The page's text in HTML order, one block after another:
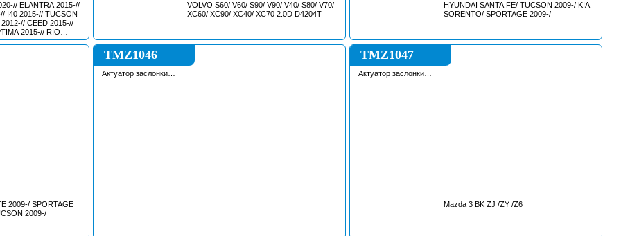
ELANTRA 2015-//
I40 2015-// TUCSON
CEED 2015-//
2015-// RIO
SOUL 2013-//
VOLVO S60/ V60/ S90/ V90/ V40/ S80/ V70/
XC60/ XC90/ XC40/ XC70 2.0D D4204T
HYUNDAI SANTA FE/ TUCSON 2009-/ KIA
SORENTO/ SPORTAGE 2009-/
2009-/ SPORTAGE
2009-/
TMZ1046
Актуатор заслонки
TMZ1047
Актуатор заслонки
Mazda 3 BK ZJ /ZY /Z6